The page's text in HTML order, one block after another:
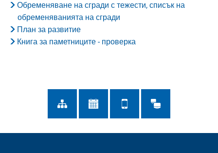
Обременяване на сгради с тежести, списък на
обременяванията на сгради
План за развитие
Книга за паметниците - проверка